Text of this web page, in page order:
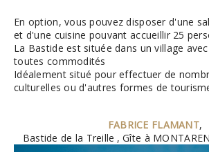
En option, vous pouvez disposer d'une
et d'une cuisine pouvant accueillir 25
La Bastide est située dans un village
toutes commodités
Idéalement situé pour effectuer de
culturelles ou d'autres formes de
FABRICE FLAMANT,
Bastide de la Treille , Gîte à